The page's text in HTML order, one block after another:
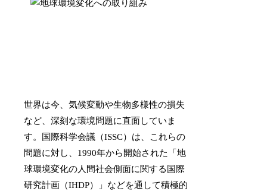
世界は今、気候変動や生物多様性の損失
など、深刻な環境問題に直面していま
す。国際科学会議（ISSC）は、これらの
問題に対し、1990年から開始された「地
球環境変化の人間社会側面に関する国際
研究計画（IHDP）」などを通して積極的